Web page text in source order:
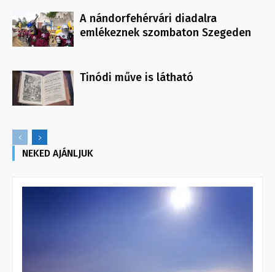
A nándorfehérvári diadalra
emlékeznek szombaton Szegeden
Tinódi műve is látható
NEKED AJÁNLJUK